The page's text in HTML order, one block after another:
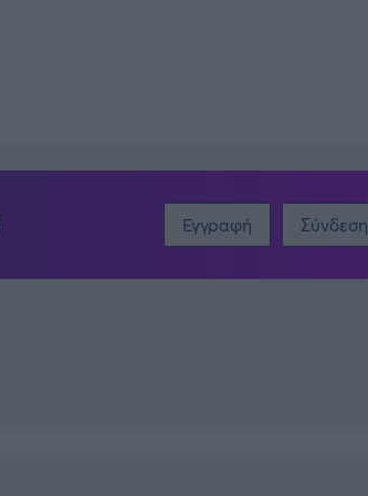
Εγγραφή Σύνδεση